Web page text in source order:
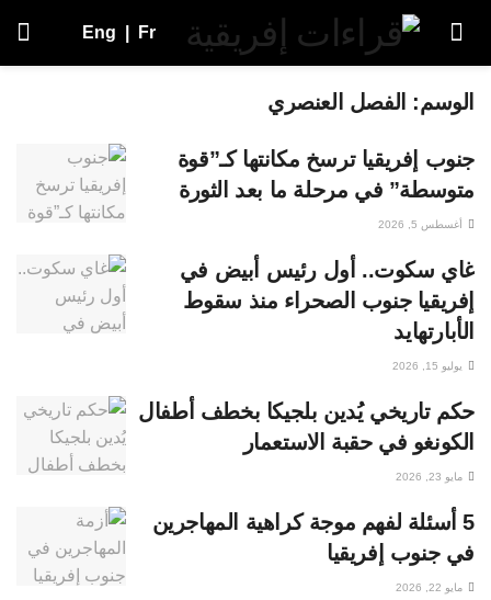
Eng Fr
الوسم: الفصل العنصري
جنوب إفريقيا ترسخ مكانتها كـ”قوة
متوسطة” في مرحلة ما بعد الثورة
أغسطس 5, 2026
غاي سكوت.. أول رئيس أبيض في
إفريقيا جنوب الصحراء منذ سقوط
الأبارتهايد
يوليو 15, 2026
حكم تاريخي يُدين بلجيكا بخطف أطفال
الكونغو في حقبة الاستعمار
مايو 23, 2026
5 أسئلة لفهم موجة كراهية المهاجرين
في جنوب إفريقيا
مايو 22, 2026